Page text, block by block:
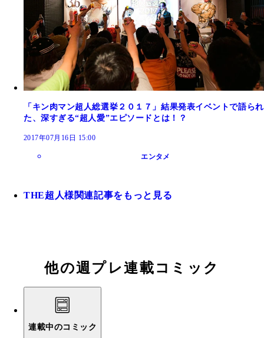
「キン肉マン超人総選挙２０１７」結果発表イベントで語られ
た、深すぎる“超人愛”エピソードとは！？
2017年07月16日 15:00
エンタメ
THE超人様関連記事をもっと見る
他の週プレ連載コミック
連載中のコミック